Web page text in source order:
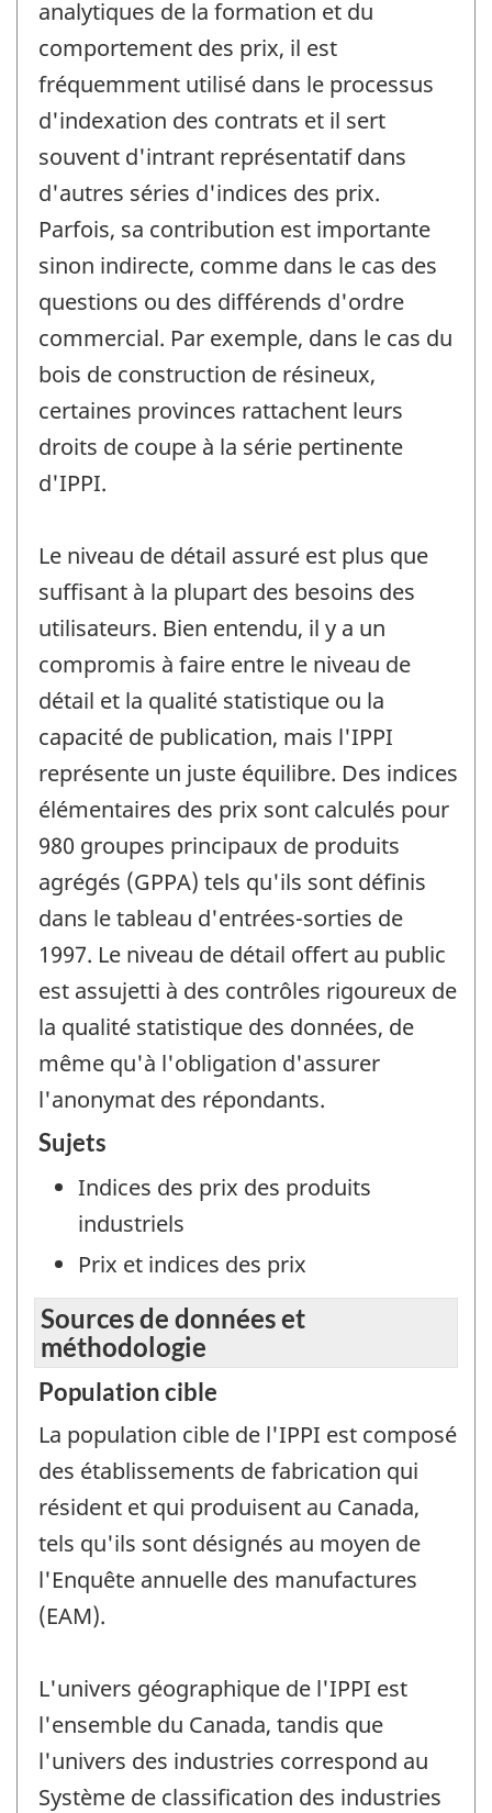
analytiques de la formation et du
comportement des prix, il est
fréquemment utilisé dans le processus
d'indexation des contrats et il sert
souvent d'intrant représentatif dans
d'autres séries d'indices des prix.
Parfois, sa contribution est importante
sinon indirecte, comme dans le cas des
questions ou des différends d'ordre
commercial. Par exemple, dans le cas du
bois de construction de résineux,
certaines provinces rattachent leurs
droits de coupe à la série pertinente
d'IPPI.
Le niveau de détail assuré est plus que
suffisant à la plupart des besoins des
utilisateurs. Bien entendu, il y a un
compromis à faire entre le niveau de
détail et la qualité statistique ou la
capacité de publication, mais l'IPPI
représente un juste équilibre. Des indices
élémentaires des prix sont calculés pour
980 groupes principaux de produits
agrégés (GPPA) tels qu'ils sont définis
dans le tableau d'entrées-sorties de
1997. Le niveau de détail offert au public
est assujetti à des contrôles rigoureux de
la qualité statistique des données, de
même qu'à l'obligation d'assurer
l'anonymat des répondants.
Sujets
Indices des prix des produits
industriels
Prix et indices des prix
Sources de données et
méthodologie
Population cible
La population cible de l'IPPI est composé
des établissements de fabrication qui
résident et qui produisent au Canada,
tels qu'ils sont désignés au moyen de
l'Enquête annuelle des manufactures
(EAM).
L'univers géographique de l'IPPI est
l'ensemble du Canada, tandis que
l'univers des industries correspond au
Système de classification des industries